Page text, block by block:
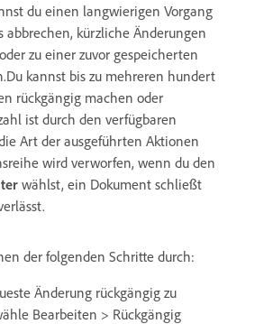
du einen langwierigen Vorgang
abbrechen, kürzliche Änderungen
zu einer zuvor gespeicherten
kannst bis zu mehreren hundert
rückgängig machen oder
ist durch den verfügbaren
Art der ausgeführten Aktionen
wird verworfen, wenn du den
wählst, ein Dokument schließt
der folgenden Schritte durch:
Änderung rückgängig zu
Bearbeiten > Rückgängig